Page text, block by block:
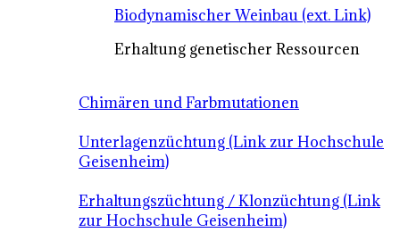
Biodynamischer Weinbau (ext. Link)
Erhaltung genetischer Ressourcen
Chimären und Farbmutationen
Unterlagenzüchtung (Link zur Hochschule
Geisenheim)
Erhaltungszüchtung / Klonzüchtung (Link
zur Hochschule Geisenheim)